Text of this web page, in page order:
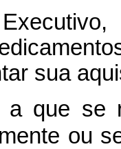
sua
a que se
ou